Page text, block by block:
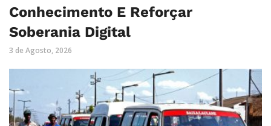
Conhecimento E Reforçar
Soberania Digital
3 de Agosto, 2026